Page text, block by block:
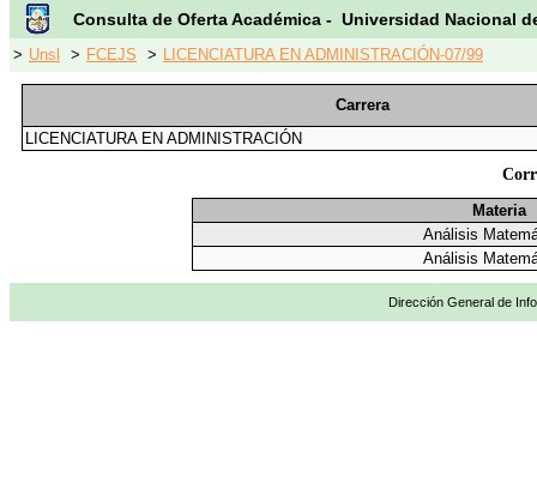
Consulta de Oferta Académica - Universidad Nacional
> Unsl > FCEJS > LICENCIATURA EN ADMINISTRACIÓN-07/99
Carrera
LICENCIATURA EN ADMINISTRACIÓN
Materia
Análisis
Análisis
Dirección General de